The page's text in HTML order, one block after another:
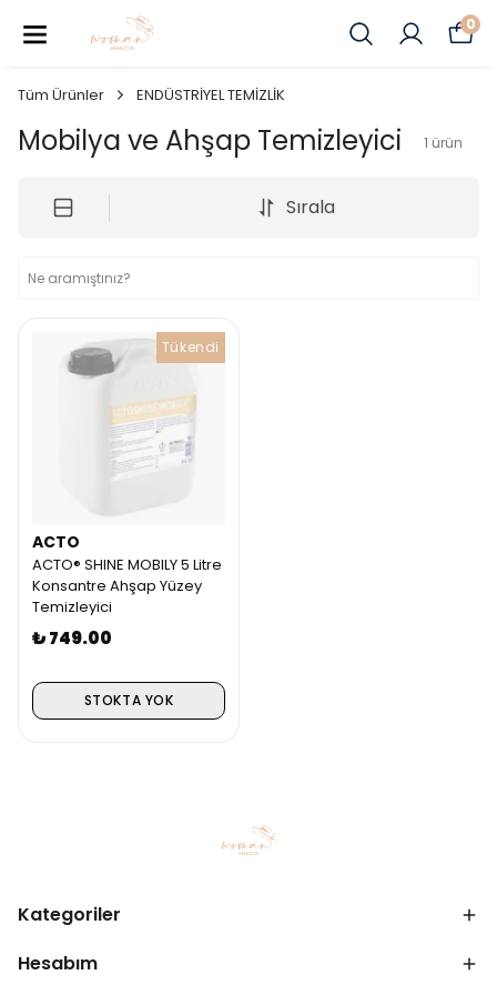
0
Tüm Ürünler ENDÜSTRİYEL TEMİZLİK
Mobilya ve Ahşap Temizleyici 1 ürün
Sırala
Tükendi
ACTO
ACTO® SHINE MOBILY 5 Litre
Konsantre Ahşap Yüzey
Temizleyici
₺ 749.00
STOKTA YOK
Kategoriler
Hesabım